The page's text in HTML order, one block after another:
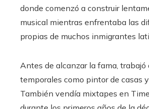
donde comenzó a construir
musical mientras enfrentaba las
propias de muchos inmigrantes
Antes de alcanzar la fama, trabajó
temporales como pintor de casas
También vendía mixtapes en